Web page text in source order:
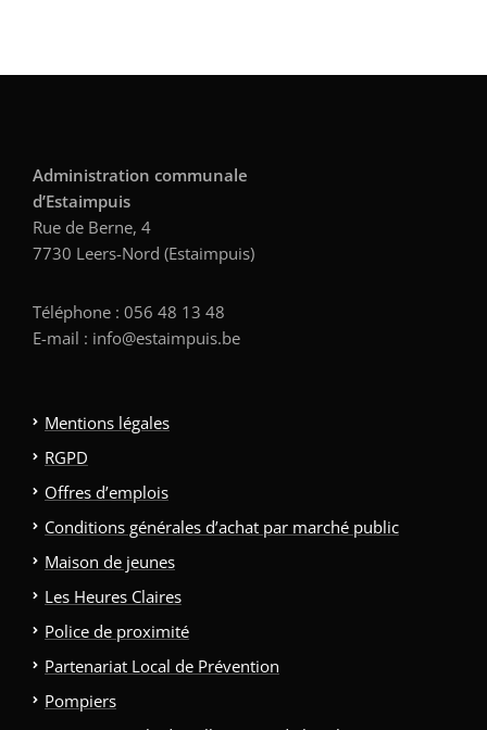
Administration communale
d’Estaimpuis
Rue de Berne, 4
7730 Leers-Nord (Estaimpuis)
Téléphone : 056 48 13 48
E-mail : info@estaimpuis.be
Mentions légales
RGPD
Offres d’emplois
Conditions générales d’achat par marché public
Maison de jeunes
Les Heures Claires
Police de proximité
Partenariat Local de Prévention
Pompiers